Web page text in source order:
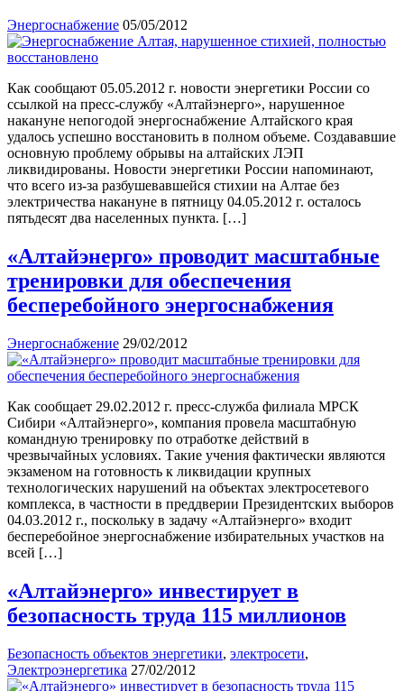
Энергоснабжение 05/05/2012
Как сообщают 05.05.2012 г. новости энергетики России со
ссылкой на пресс-службу «Алтайэнерго», нарушенное
накануне непогодой энергоснабжение Алтайского края
удалось успешно восстановить в полном объеме. Создававшие
основную проблему обрывы на алтайских ЛЭП
ликвидированы. Новости энергетики России напоминают,
что всего из-за разбушевавшейся стихии на Алтае без
электричества накануне в пятницу 04.05.2012 г. осталось
пятьдесят два населенных пункта. […]
«Алтайэнерго» проводит масштабные
тренировки для обеспечения
бесперебойного энергоснабжения
Энергоснабжение 29/02/2012
Как сообщает 29.02.2012 г. пресс-служба филиала МРСК
Сибири «Алтайэнерго», компания провела масштабную
командную тренировку по отработке действий в
чрезвычайных условиях. Такие учения фактически являются
экзаменом на готовность к ликвидации крупных
технологических нарушений на объектах электросетевого
комплекса, в частности в преддверии Президентских выборов
04.03.2012 г., поскольку в задачу «Алтайэнерго» входит
бесперебойное энергоснабжение избирательных участков на
всей […]
«Алтайэнерго» инвестирует в
безопасность труда 115 миллионов
Безопасность объектов энергетики, электросети,
Электроэнергетика 27/02/2012